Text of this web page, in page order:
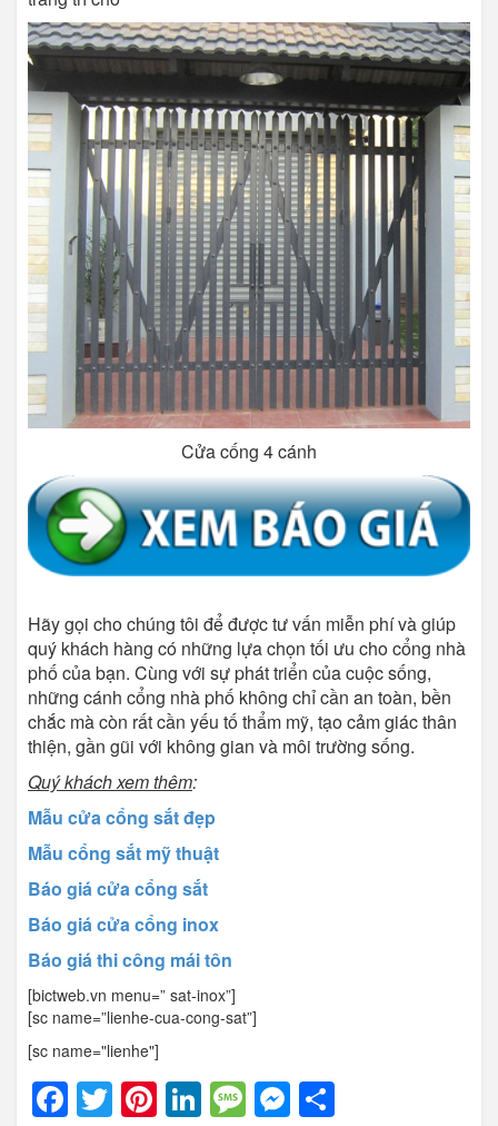
Cửa cống 4 cánh
Hãy gọi cho chúng tôi để được tư vấn miễn phí và giúp
quý khách hàng có những lựa chọn tối ưu cho cổng nhà
phố của bạn. Cùng với sự phát triển của cuộc sống,
những cánh cổng nhà phố không chỉ cần an toàn, bền
chắc mà còn rất cần yếu tố thẩm mỹ, tạo cảm giác thân
thiện, gần gũi với không gian và môi trường sống.
Quý khách xem thêm:
Mẫu cửa cổng sắt đẹp
Mẫu cổng sắt mỹ thuật
Báo giá cửa cổng sắt
Báo giá cửa cổng inox
Báo giá thi công mái tôn
[bictweb.vn menu=” sat-inox”]
[sc name=”lienhe-cua-cong-sat”]
[sc name="lienhe"]
Facebook
Twitter
Pinterest
LinkedIn
Message
Messenger